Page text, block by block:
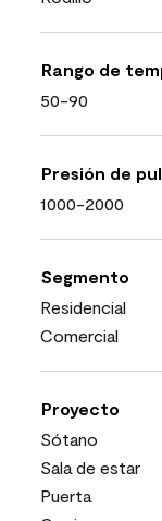
Rango de
50-90
Presión de
1000-2000
Segmento
Residencial
Comercial
Proyecto
Sótano
Sala de estar
Puerta